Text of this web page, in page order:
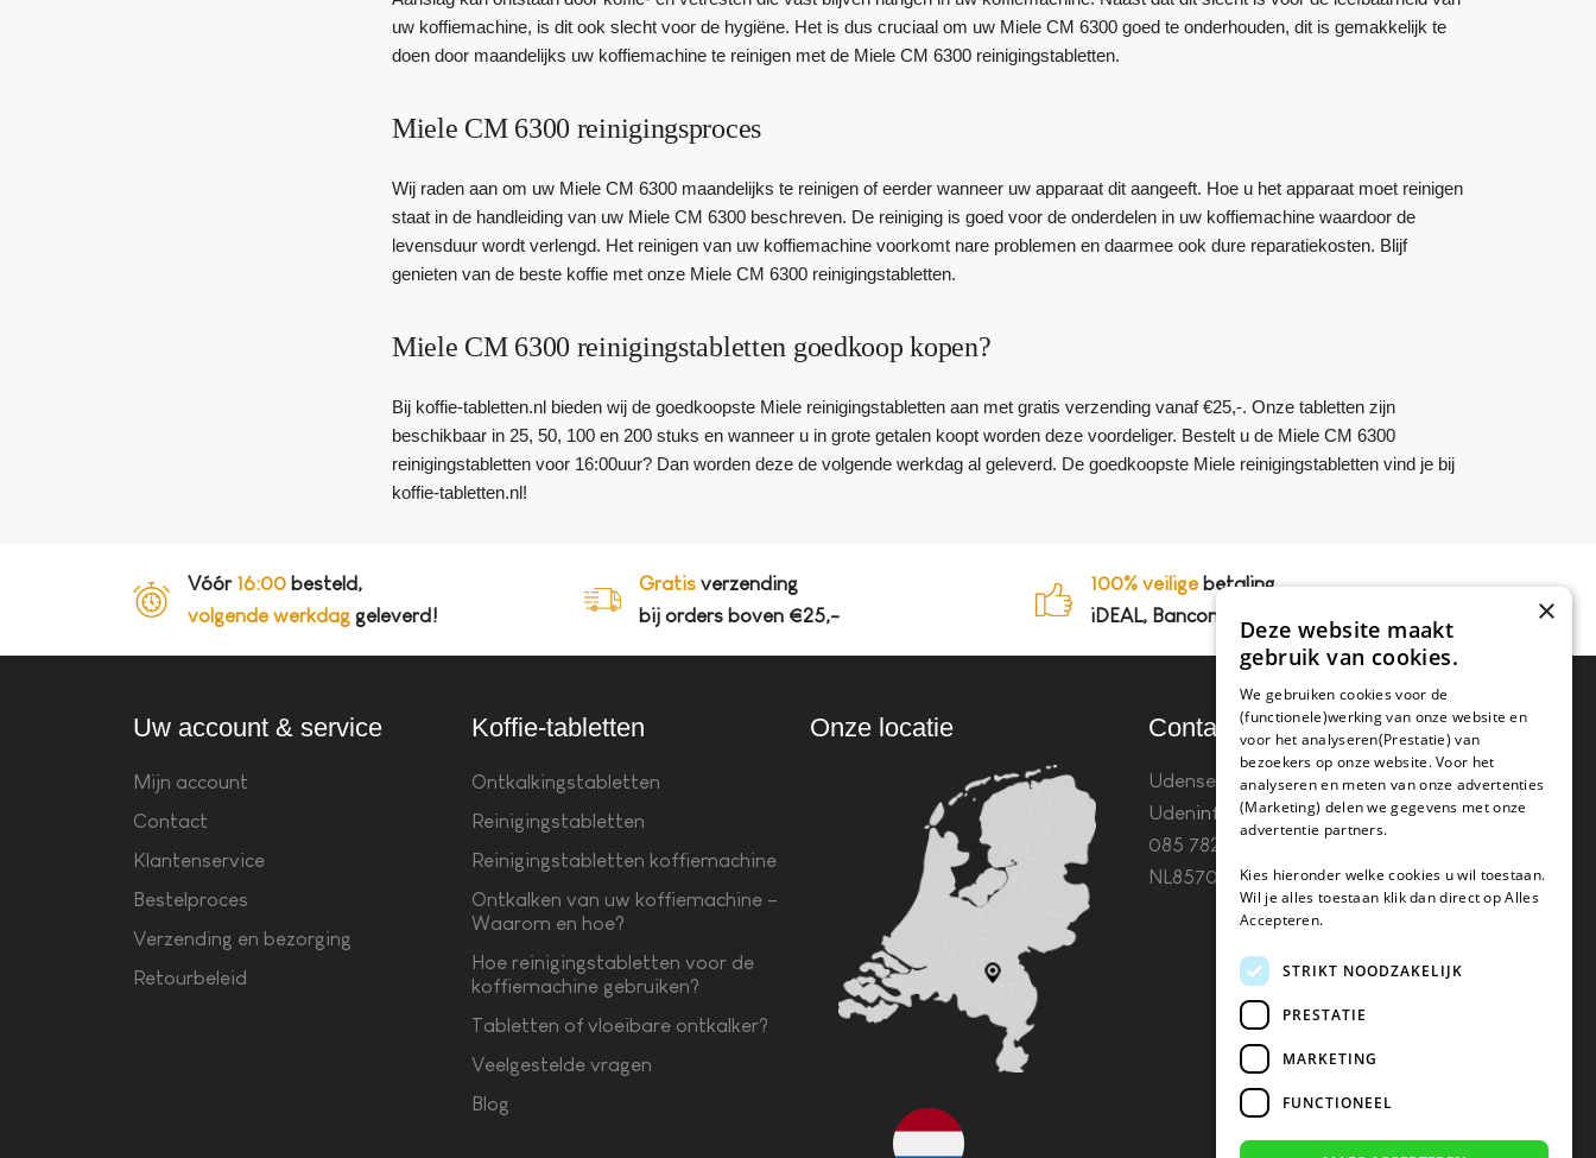
uw koffiemachine, is dit ook slecht voor de hygiëne. Het is dus cruciaal om uw Miele CM 6300 goed te onderhouden, dit is gemakkelijk te
doen door maandelijks uw koffiemachine te reinigen met de Miele CM 6300 reinigingstabletten.
Miele CM 6300 reinigingsproces
Wij raden aan om uw Miele CM 6300 maandelijks te reinigen of eerder wanneer uw apparaat dit aangeeft. Hoe u het apparaat moet reinigen
staat in de handleiding van uw Miele CM 6300 beschreven. De reiniging is goed voor de onderdelen in uw koffiemachine waardoor de
levensduur wordt verlengd. Het reinigen van uw koffiemachine voorkomt nare problemen en daarmee ook dure reparatiekosten. Blijf
genieten van de beste koffie met onze Miele CM 6300 reinigingstabletten.
Miele CM 6300 reinigingstabletten goedkoop kopen?
Bij koffie-tabletten.nl bieden wij de goedkoopste Miele reinigingstabletten aan met gratis verzending vanaf €25,-. Onze tabletten zijn
beschikbaar in 25, 50, 100 en 200 stuks en wanneer u in grote getalen koopt worden deze voordeliger. Bestelt u de Miele CM 6300
reinigingstabletten voor 16:00uur? Dan worden deze de volgende werkdag al geleverd. De goedkoopste Miele reinigingstabletten vind je bij
koffie-tabletten.nl!
Vóór 16:00 besteld,
volgende werkdag geleverd!
Gratis verzending
bij orders boven €25,-
100% veiligebetaling,
iDEAL, Bancontact en op rekening
Uw account & service
Mijn account
Contact
Klantenservice
Bestelproces
Verzending en bezorging
Retourbeleid
Koffie-tabletten
Ontkalkingstabletten
Reinigingstabletten
Reinigingstabletten koffiemachine
Ontkalken van uw koffiemachine –
Waarom en hoe?
Hoe reinigingstabletten voor de
koffiemachine gebruiken?
Tabletten of vloeibare ontkalker?
Veelgestelde vragen
Blog
Onze locatie Contact
Udenseweg 8B 5405 PA
Udeninfo(@)koffie-tabletten.nlTel.
085 782 5578KvK 67529623 Btw:
NL857053759B01
×
Deze website maakt
gebruik van cookies.
We gebruiken cookies voor de
(functionele)werking van onze website en
voor het analyseren(Prestatie) van
bezoekers op onze website. Voor het
analyseren en meten van onze advertenties
(Marketing) delen we gegevens met onze
advertentie partners.
Kies hieronder welke cookies u wil toestaan.
Wil je alles toestaan klik dan direct op Alles
Accepteren.
STRIKT NOODZAKELIJK
PRESTATIE
MARKETING
FUNCTIONEEL